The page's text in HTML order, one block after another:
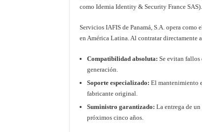
como Idemia Identity & Security France SAS).
Servicios IAFIS de Panamá, S.A. opera
en América Latina. Al contratar directamente
Compatibilidad absoluta: Se evitan fallos
generación.
Soporte especializado: El mantenimiento
fabricante original.
Suministro garantizado: La entrega de
próximos cinco años.